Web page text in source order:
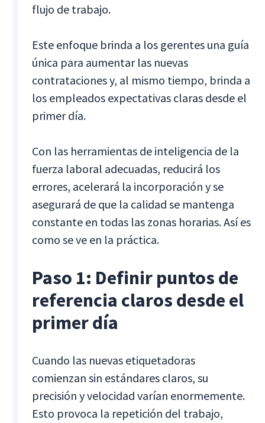
flujo de trabajo.
Este enfoque brinda a los gerentes una guía
única para aumentar las nuevas
contrataciones y, al mismo tiempo, brinda a
los empleados expectativas claras desde el
primer día.
Con las herramientas de inteligencia de la
fuerza laboral adecuadas, reducirá los
errores, acelerará la incorporación y se
asegurará de que la calidad se mantenga
constante en todas las zonas horarias. Así es
como se ve en la práctica.
Paso 1: Definir puntos de
referencia claros desde el
primer día
Cuando las nuevas etiquetadoras
comienzan sin estándares claros, su
precisión y velocidad varían enormemente.
Esto provoca la repetición del trabajo,